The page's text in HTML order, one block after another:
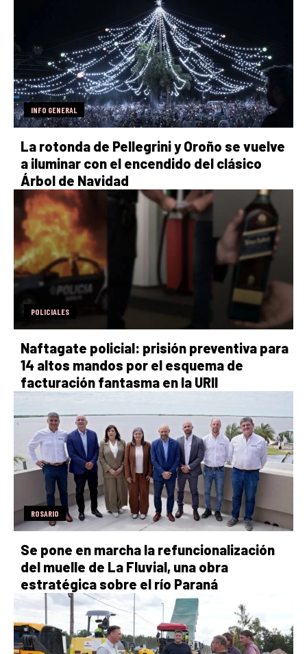
INFO GENERAL
La rotonda de Pellegrini y Oroño se vuelve
a iluminar con el encendido del clásico
Árbol de Navidad
POLICIALES
Naftagate policial: prisión preventiva para
14 altos mandos por el esquema de
facturación fantasma en la URII
ROSARIO
Se pone en marcha la refuncionalización
del muelle de La Fluvial, una obra
estratégica sobre el río Paraná